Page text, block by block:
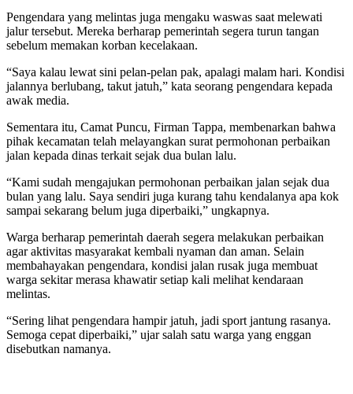
Pengendara yang melintas juga mengaku waswas saat melewati
jalur tersebut. Mereka berharap pemerintah segera turun tangan
sebelum memakan korban kecelakaan.
“Saya kalau lewat sini pelan-pelan pak, apalagi malam hari. Kondisi
jalannya berlubang, takut jatuh,” kata seorang pengendara kepada
awak media.
Sementara itu, Camat Puncu, Firman Tappa, membenarkan bahwa
pihak kecamatan telah melayangkan surat permohonan perbaikan
jalan kepada dinas terkait sejak dua bulan lalu.
“Kami sudah mengajukan permohonan perbaikan jalan sejak dua
bulan yang lalu. Saya sendiri juga kurang tahu kendalanya apa kok
sampai sekarang belum juga diperbaiki,” ungkapnya.
Warga berharap pemerintah daerah segera melakukan perbaikan
agar aktivitas masyarakat kembali nyaman dan aman. Selain
membahayakan pengendara, kondisi jalan rusak juga membuat
warga sekitar merasa khawatir setiap kali melihat kendaraan
melintas.
“Sering lihat pengendara hampir jatuh, jadi sport jantung rasanya.
Semoga cepat diperbaiki,” ujar salah satu warga yang enggan
disebutkan namanya.